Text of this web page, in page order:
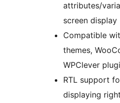
attributes/
screen display
Compatible
themes,
WPClever
RTL support
displaying